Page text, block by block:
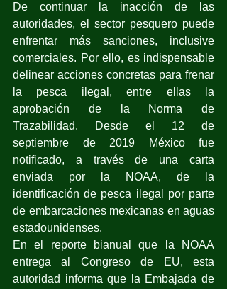
De continuar la inacción de las
autoridades, el sector pesquero puede
enfrentar más sanciones, inclusive
comerciales. Por ello, es indispensable
delinear acciones concretas para frenar
la pesca ilegal, entre ellas la
aprobación de la Norma de
Trazabilidad. Desde el 12 de
septiembre de 2019 México fue
notificado, a través de una carta
enviada por la NOAA, de la
identificación de pesca ilegal por parte
de embarcaciones mexicanas en aguas
estadounidenses.
En el reporte bianual que la NOAA
entrega al Congreso de EU, esta
autoridad informa que la Embajada de